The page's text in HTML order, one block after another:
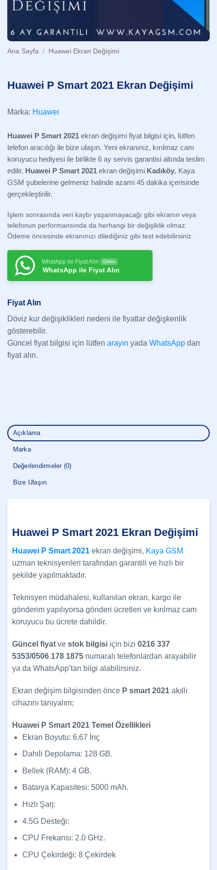
Ana Sayfa / Huawei Ekran Değişimi
Huawei P Smart 2021 Ekran Değişimi
Marka: Huawei
Huawei P Smart 2021 ekran değişimi fiyat bilgisi için, lütfen
telefon aracılığı ile bize ulaşın. Yeni ekranınız, kırılmaz cam
koruyucu hediyesi ile birlikte 6 ay servis garantisi altında teslim
edilir. Huawei P Smart 2021 ekran değişimi Kadıköy, Kaya
GSM şubelerine gelmeniz halinde azami 45 dakika içerisinde
gerçekleştirilir.
İşlem sonrasında veri kaybı yaşanmayacağı gibi ekranın veya
telefonun performansında da herhangi bir değişiklik olmaz.
Ödeme öncesinde ekranınızı dilediğiniz gibi test edebilirsiniz.
WhatApp ile Fiyat Alın Online
WhatsApp ile Fiyat Alın
Fiyat Alın
Döviz kur değişiklikleri nedeni ile fiyatlar değişkenlik
gösterebilir.
Güncel fiyat bilgisi için lütfen arayın yada WhatsApp dan
fiyat alın.
Açıklama
Marka
Değerlendirmeler (0)
Bize Ulaşın
Huawei P Smart 2021 Ekran Değişimi
Huawei P Smart 2021 ekran değişimi, Kaya GSM
uzman teknisyenleri tarafından garantili ve hızlı bir
şekilde yapılmaktadır.
Teknisyen müdahalesi, kullanılan ekran, kargo ile
gönderim yapılıyorsa gönderi ücretleri ve kırılmaz cam
koruyucu bu ücrete dahildir.
Güncel fiyat ve stok bilgisi için bizi 0216 337
5353/0506 178 1875 numaralı telefonlardan arayabilir
ya da WhatsApp’tan bilgi alabilirsiniz.
Ekran değişim bilgisinden önce P smart 2021 akıllı
cihazını tanıyalım;
Huawei P Smart 2021 Temel Özellikleri
Ekran Boyutu: 6.67 İnç
Dahili Depolama: 128 GB.
Bellek (RAM): 4 GB.
Batarya Kapasitesi: 5000 mAh.
Hızlı Şarj:
4.5G Desteği:
CPU Frekansı: 2.0 GHz.
CPU Çekirdeği: 8 Çekirdek